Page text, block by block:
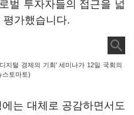
벌 투자자들의 접근을 넓
가했습니다.
지털 경제의 기회' 세미나가 12일 국회의
스토마토)
는 대체로 공감하면서도